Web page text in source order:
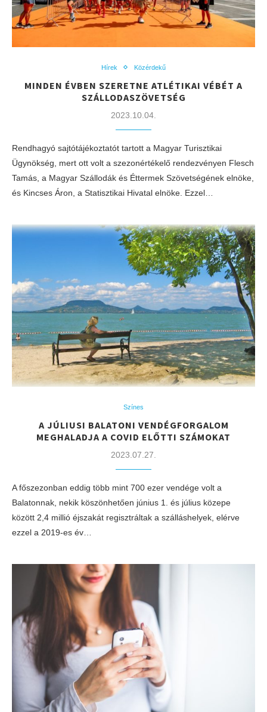
Hírek Közérdekű
MINDEN ÉVBEN SZERETNE ATLÉTIKAI VÉBÉT A
SZÁLLODASZÖVETSÉG
2023.10.04.
​Rendhagyó sajtótájékoztatót tartott a Magyar Turisztikai
Ügynökség, mert ott volt a szezonértékelő rendezvényen Flesch
Tamás, a Magyar Szállodák és Éttermek Szövetségének elnöke,
és Kincses Áron, a Statisztikai Hivatal elnöke. Ezzel…
Színes
​A JÚLIUSI BALATONI VENDÉGFORGALOM
MEGHALADJA A COVID ELŐTTI SZÁMOKAT
2023.07.27.
A főszezonban eddig több mint 700 ezer vendége volt a
Balatonnak, nekik köszönhetően június 1. és július közepe
között 2,4 millió éjszakát regisztráltak a szálláshelyek, elérve
ezzel a 2019-es év…